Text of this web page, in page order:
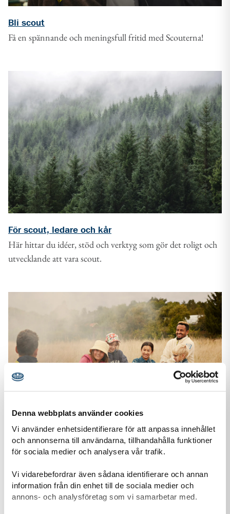
Denna webbplats använder cookies
Vi använder enhetsidentifierare för att anpassa innehållet
och annonserna till användarna, tillhandahålla funktioner
för sociala medier och analysera vår trafik.
Vi vidarebefordrar även sådana identifierare och annan
information från din enhet till de sociala medier och
annons- och analysföretag som vi samarbetar med.
Bli scout
Få en spännande och meningsfull fritid med Scouterna!
För scout, ledare och kår
Här hittar du idéer, stöd och verktyg som gör det roligt och
utvecklande att vara scout.
Stöd oss
uppleva äventyr tillsammans, växa som individer och
förändra samhället.